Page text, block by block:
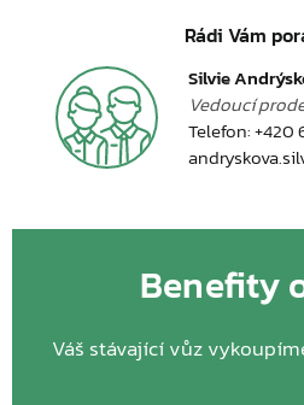
Rádi Vám
Silvie
Vedoucí
Telefon:+420
Benefity
Váš stávající vůz